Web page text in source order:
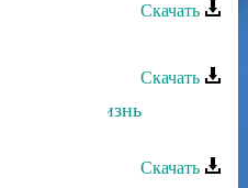
Скачать
Скачать
- Жизнь
Скачать